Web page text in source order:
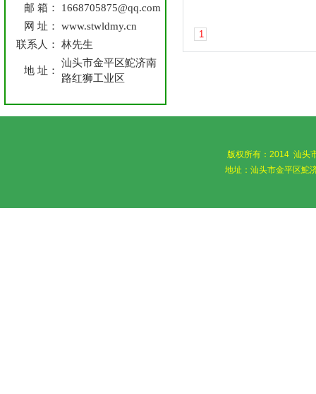
邮 箱：
1668705875@qq.com
网 址：
www.stwldmy.cn
联系人：
林先生
地 址：
汕头市金平区鮀济南
路红狮工业区
版权所有：2014 汕头
地址：汕头市金平区